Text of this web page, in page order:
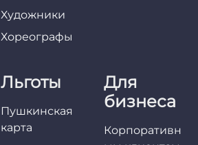
Художники
Хореографы
Льготы
Пушкинская
карта
Для
бизнеса
Корпоративн